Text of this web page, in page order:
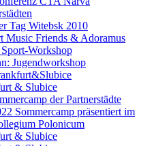
Tag Witebsk 2010
Music Friends & Adoramus
Workshop
Jugendworkshop
& Slubice
der Partnerstädte
Sommercamp präsentiert im
Polonicum
& Slubice